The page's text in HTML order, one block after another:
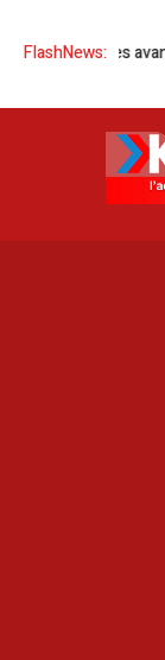
FlashNews:
jeunes avant qu’il